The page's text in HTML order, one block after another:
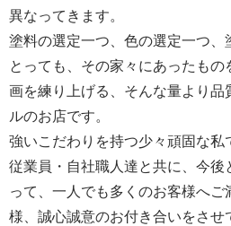
異なってきます。
塗料の選定一つ、色の選定一つ、
とっても、その家々にあったも
画を練り上げる、そんな量より品
ルのお店です。
強いこだわりを持つ少々頑固な私
従業員・自社職人達と共に、今後
って、一人でも多くのお客様へご
様、誠心誠意のお付き合いをさせ